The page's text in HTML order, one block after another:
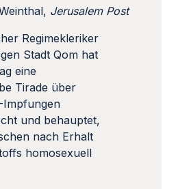
Jerusalem Post
Regimekleriker
Stadt Qom hat
eine
Tirade über
Impfungen
und behauptet,
nach Erhalt
homosexuell